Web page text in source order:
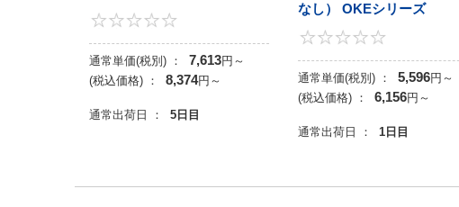
通常単価(税別) ： 7,613円 ～
(税込価格) ：
8,374円 ～
通常出荷日 ： 5日目
なし） OKEシリーズ
通常単価(税別) ： 5,596円 ～
(税込価格) ：
6,156円 ～
通常出荷日 ： 1日目